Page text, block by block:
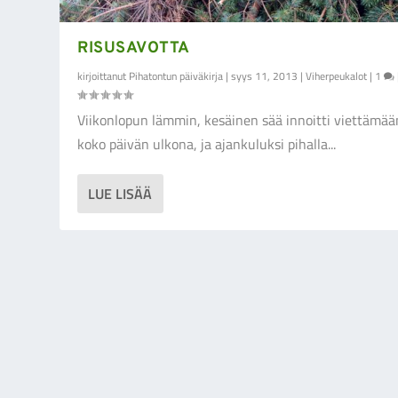
RISUSAVOTTA
kirjoittanut Pihatontun päiväkirja |syys 11, 2013 |Viherpeukalot | 1
Viikonlopun lämmin, kesäinen sää innoitti
koko päivän ulkona, ja ajankuluksi pihalla...
LUE LISÄÄ